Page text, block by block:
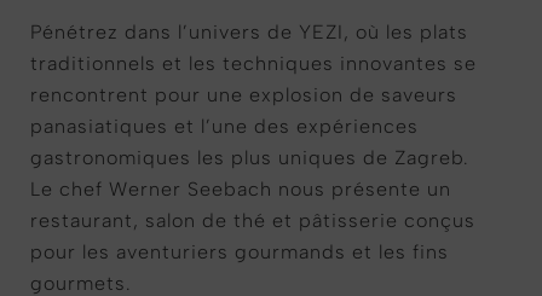
Pénétrez dans l’univers de YEZI, où les plats
traditionnels et les techniques innovantes se
rencontrent pour une explosion de saveurs
panasiatiques et l’une des expériences
gastronomiques les plus uniques de Zagreb.
Le chef Werner Seebach nous présente un
restaurant, salon de thé et pâtisserie conçus
pour les aventuriers gourmands et les fins
gourmets.